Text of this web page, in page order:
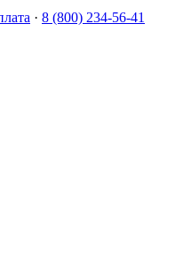
· 8 (800) 234-56-41